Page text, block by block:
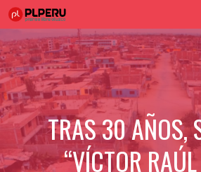
Saltar
al
contenido
TRAS 30 AÑOS,
“VÍCTOR